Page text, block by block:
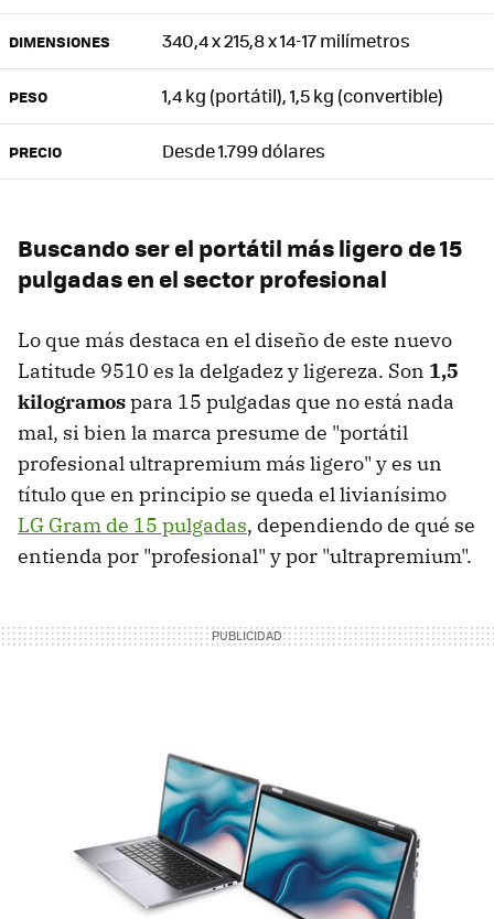
DIMENSIONES 340,4 x 215,8 x 14-17 milímetros
PESO 1,4 kg (portátil), 1,5 kg (convertible)
PRECIO Desde 1.799 dólares
Buscando ser el portátil más ligero de 15
pulgadas en el sector profesional
Lo que más destaca en el diseño de este nuevo
Latitude 9510 es la delgadez y ligereza. Son 1,5
kilogramospara 15 pulgadas que no está nada
mal, si bien la marca presume de "portátil
profesional ultrapremium más ligero" y es un
título que en principio se queda el livianísimo
LG Gram de 15 pulgadas, dependiendo de qué se
entienda por "profesional" y por "ultrapremium".